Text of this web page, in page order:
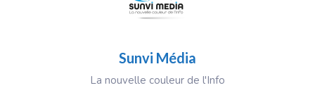
Sunvi Média
La nouvelle couleur de l'Info